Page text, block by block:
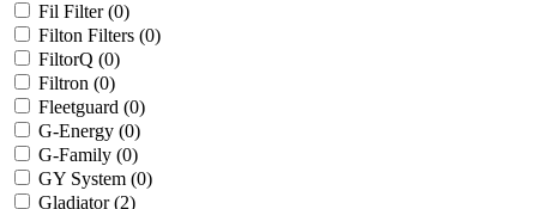
Fil Filter (0)
Filton Filters (0)
FiltorQ (0)
Filtron (0)
Fleetguard (0)
G-Energy (0)
G-Family (0)
GY System (0)
Gladiator (2)